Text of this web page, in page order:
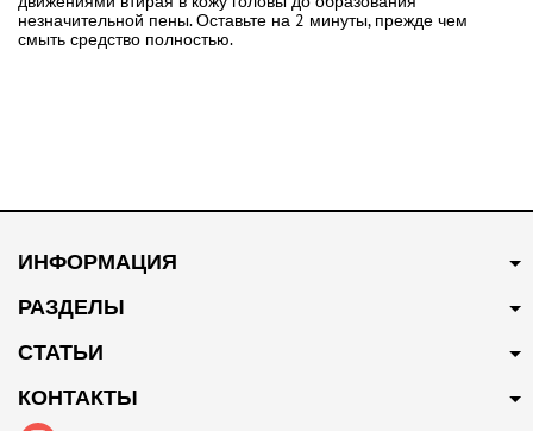
незначительной пены. Оставьте на 2 минуты, прежде чем
смыть средство полностью.
ИНФОРМАЦИЯ
РАЗДЕЛЫ
СТАТЬИ
КОНТАКТЫ